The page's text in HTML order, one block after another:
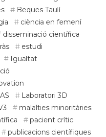
Beques Taulí
ciència en femení
disseminació científica
estudi
Igualtat
Laboratori 3D
malalties minoritàries
pacient crític
publicacions científiques